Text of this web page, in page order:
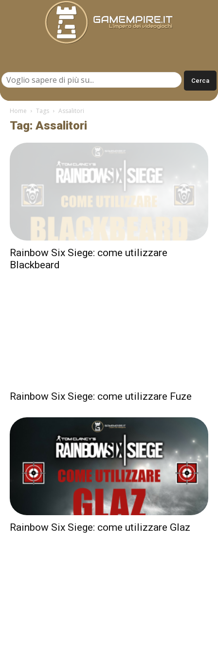
Home Tags Assalitori
Tag: Assalitori
Rainbow Six Siege: come utilizzare
Blackbeard
Rainbow Six Siege: come utilizzare Fuze
Rainbow Six Siege: come utilizzare Glaz